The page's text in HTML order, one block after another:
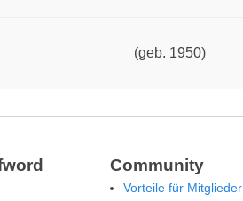
(geb. 1950)
Community
Vorteile für Mitglieder